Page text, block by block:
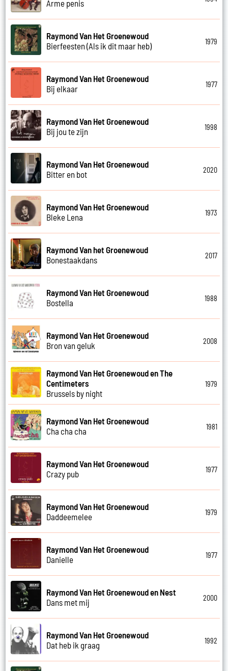
Arme penis
Raymond Van Het Groenewoud
Bierfeesten (Als ik dit maar heb)
1979
Raymond Van Het Groenewoud
Bij elkaar
1977
Raymond Van Het Groenewoud
Bij jou te zijn
1998
Raymond Van Het Groenewoud
Bitter en bot
2020
Raymond Van Het Groenewoud
Bleke Lena
1973
Raymond Van het Groenewoud
Bonestaakdans
2017
Raymond Van Het Groenewoud
Bostella
1988
Raymond Van Het Groenewoud
Bron van geluk
2008
Raymond Van Het Groenewoud en The
Centimeters
Brussels by night
1979
Raymond Van Het Groenewoud
Cha cha cha
1981
Raymond Van Het Groenewoud
Crazy pub
1977
Raymond Van Het Groenewoud
Daddeemelee
1979
Raymond Van Het Groenewoud
Danielle
1977
Raymond Van Het Groenewoud en Nest
Dans met mij
2000
Raymond Van Het Groenewoud
Dat heb ik graag
1992